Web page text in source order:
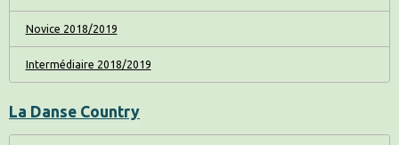
Novice 2018/2019
Intermédiaire 2018/2019
La Danse Country